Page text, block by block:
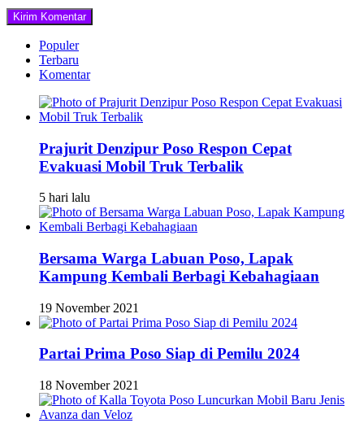
Populer
Terbaru
Komentar
Prajurit Denzipur Poso Respon Cepat
Evakuasi Mobil Truk Terbalik
5 hari lalu
Bersama Warga Labuan Poso, Lapak
Kampung Kembali Berbagi Kebahagiaan
19 November 2021
Partai Prima Poso Siap di Pemilu 2024
18 November 2021